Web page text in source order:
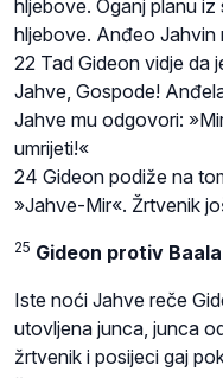
hljebove. Oganj planu
hljebove. Anđeo Jahvin
22 Tad Gideon vidje da
Jahve, Gospode!
Jahve mu odgovori:
umrijeti!«
24 Gideon podiže na
»Jahve-Mir«. Žrtvenik
25 Gideon protiv Baala
Iste noći Jahve reče
utovljena junca, junca
žrtvenik i posijeci gaj